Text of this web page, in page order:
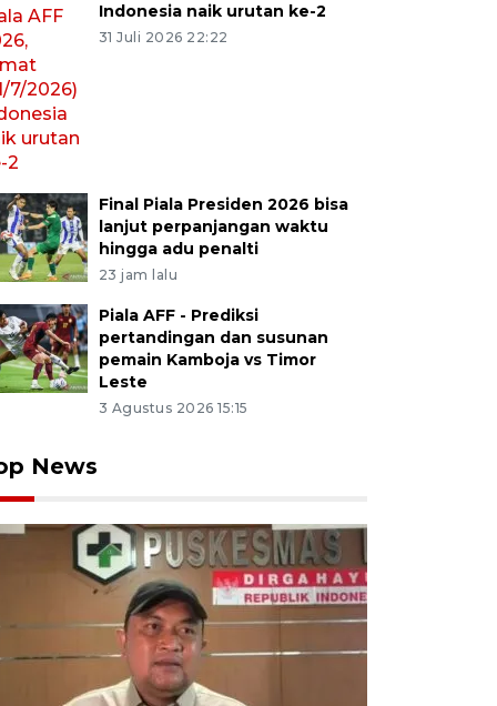
Indonesia naik urutan ke-2
31 Juli 2026 22:22
Final Piala Presiden 2026 bisa
lanjut perpanjangan waktu
hingga adu penalti
23 jam lalu
Piala AFF - Prediksi
pertandingan dan susunan
pemain Kamboja vs Timor
Leste
3 Agustus 2026 15:15
News